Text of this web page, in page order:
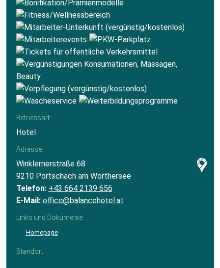
Betriebsart:
Hotel
Adresse:
Winklernerstraße 68
9210 Pörtschach am Wörthersee
Telefon: +43 664 2139 656
E-Mail: office@balancehotel.at
Links und Dokumente
Homepage
Standort